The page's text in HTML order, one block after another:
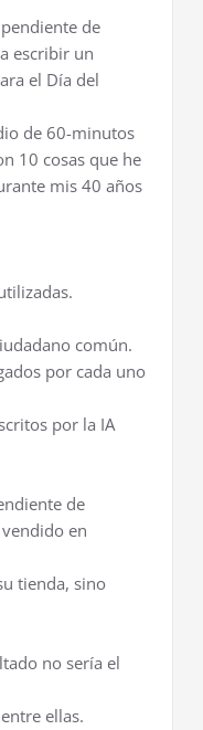
de
escribir un
el Día del
de 60-minutos
10 cosas que he
mis 40 años
común.
por cada uno
por la IA
de
en
tienda, sino
no sería el
ellas.